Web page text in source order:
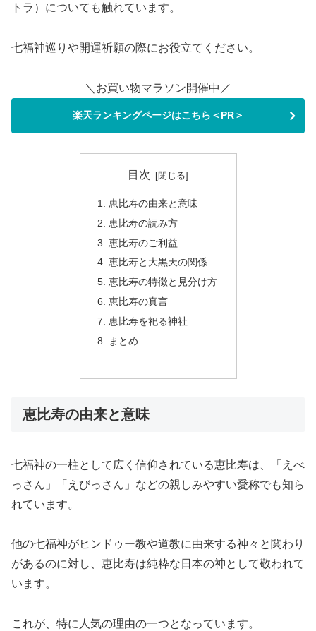
トラ）についても触れています。
七福神巡りや開運祈願の際にお役立てください。
＼お買い物マラソン開催中／
楽天ランキングページはこちら＜PR＞
目次
恵比寿の由来と意味
恵比寿の読み方
恵比寿のご利益
恵比寿と大黒天の関係
恵比寿の特徴と見分け方
恵比寿の真言
恵比寿を祀る神社
まとめ
恵比寿の由来と意味
七福神の一柱として広く信仰されている恵比寿は、「えべ
っさん」「えびっさん」などの親しみやすい愛称でも知ら
れています。
他の七福神がヒンドゥー教や道教に由来する神々と関わり
があるのに対し、恵比寿は純粋な日本の神として敬われて
います。
これが、特に人気の理由の一つとなっています。